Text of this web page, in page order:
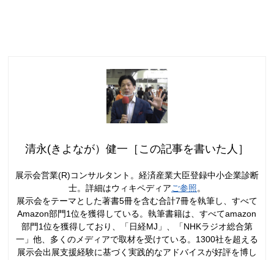
清永(きよなが）健一［この記事を書いた人］
展示会営業(R)コンサルタント。経済産業大臣登録中小企業診断
士。詳細はウィキペディアご参照。
展示会をテーマとした著書5冊を含む合計7冊を執筆し、すべて
Amazon部門1位を獲得している。執筆書籍は、すべてamazon
部門1位を獲得しており、「日経MJ」、「NHKラジオ総合第
一」他、多くのメディアで取材を受けている。1300社を超える
展示会出展支援経験に基づく実践的なアドバイスが好評を博し